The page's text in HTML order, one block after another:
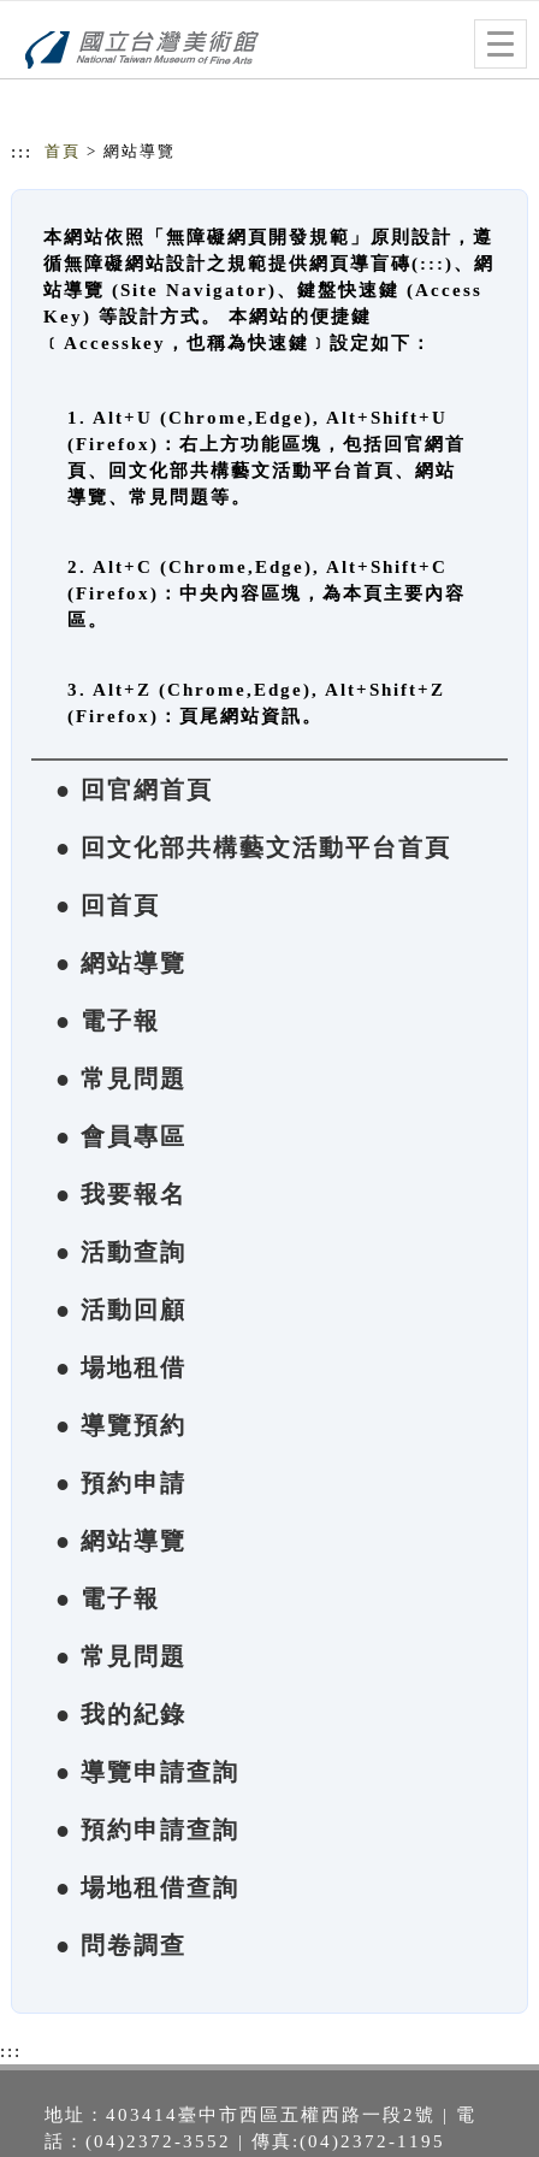
::: 首頁 > 網站導覽
本網站依照「無障礙網頁開發規範」原則設計，遵
循無障礙網站設計之規範提供網頁導盲磚(:::)、網
站導覽 (Site Navigator)、鍵盤快速鍵 (Access
Key) 等設計方式。 本網站的便捷鍵
﹝Accesskey，也稱為快速鍵﹞設定如下：
1. Alt+U (Chrome,Edge), Alt+Shift+U
(Firefox)：右上方功能區塊，包括回官網首
頁、回文化部共構藝文活動平台首頁、網站
導覽、常見問題等。
2. Alt+C (Chrome,Edge), Alt+Shift+C
(Firefox)：中央內容區塊，為本頁主要內容
區。
3. Alt+Z (Chrome,Edge), Alt+Shift+Z
(Firefox)：頁尾網站資訊。
● 回官網首頁
● 回文化部共構藝文活動平台首頁
● 回首頁
● 網站導覽
● 電子報
● 常見問題
● 會員專區
● 我要報名
● 活動查詢
● 活動回顧
● 場地租借
● 導覽預約
● 預約申請
● 網站導覽
● 電子報
● 常見問題
● 我的紀錄
● 導覽申請查詢
● 預約申請查詢
● 場地租借查詢
● 問卷調查
:::
地址：403414臺中市西區五權西路一段2號 | 電
話：(04)2372-3552 | 傳真:(04)2372-1195